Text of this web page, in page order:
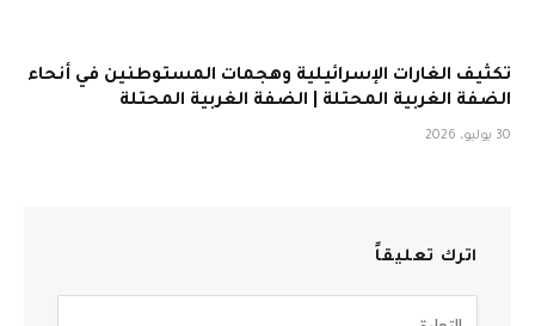
تكثيف الغارات الإسرائيلية وهجمات المستوطنين في أنحاء
الضفة الغربية المحتلة | الضفة الغربية المحتلة
30 يوليو، 2026
اترك تعليقاً